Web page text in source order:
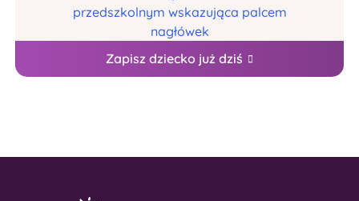
Zapisz dziecko już dziś